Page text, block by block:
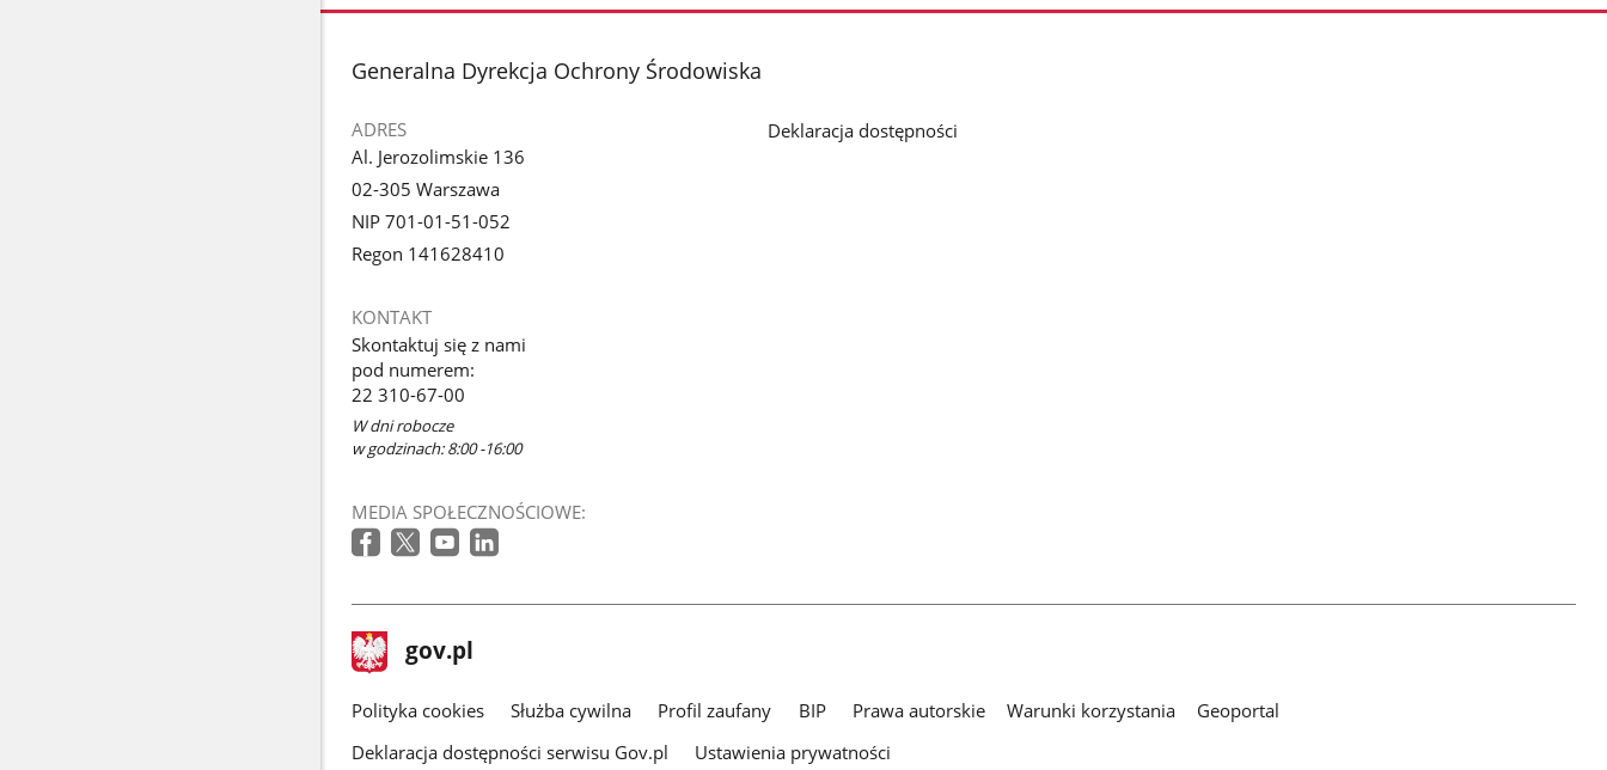
stopka
Generalna Dyrekcja Ochrony Środowiska
ADRES
Al. Jerozolimskie 136
02-305 Warszawa
NIP 701-01-51-052
Regon 141628410
KONTAKT
Skontaktuj się z nami
pod numerem:
22 310-67-00
W dni robocze
w godzinach: 8:00 -16:00
MEDIA SPOŁECZNOŚCIOWE:
Deklaracja dostępności
stopka
gov.pl Strona
gov.pl
gov.pl
Polityka cookies Służba cywilna Profil zaufany BIP Prawa autorskie Warunki korzystania
Geoportal
Deklaracja dostępności serwisu Gov.pl
Ustawienia prywatności